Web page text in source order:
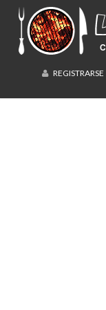
REGISTRARSE